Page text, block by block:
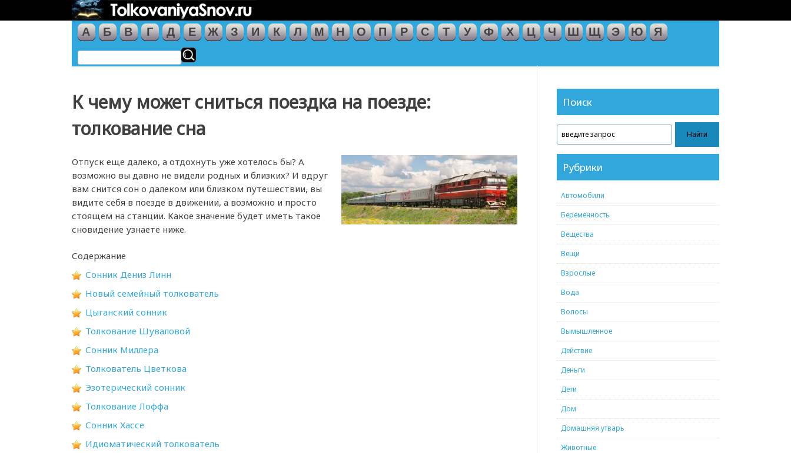
А Б В Г Д Е Ж З И К Л М Н О П Р С Т У Ф Х Ц Ч Ш Щ Э Ю Я
К чему может сниться поездка на поезде:
толкование сна
Отпуск еще далеко, а отдохнуть уже хотелось бы? А
возможно вы давно не видели родных и близких? И вдруг
вам снится сон о далеком или близком путешествии, вы
видите себя в поезде в движении, а возможно и просто
стоящем на станции. Какое значение будет иметь такое
сновидение узнаете ниже.
Содержание
Сонник Дениз Линн
Новый семейный толкователь
Цыганский сонник
Толкование Шуваловой
Сонник Миллера
Толкователь Цветкова
Эзотерический сонник
Толкование Лоффа
Сонник Хассе
Идиоматический толкователь
Поиск
Рубрики
Автомобили
Беременность
Вещества
Вещи
Взрослые
Вода
Волосы
Вымышленное
Действие
Деньги
Дети
Дом
Домашняя утварь
Животные